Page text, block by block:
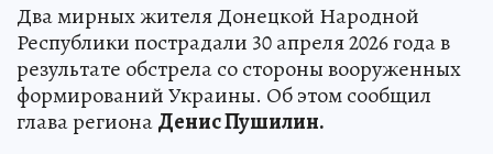
Два мирных жителя Донецкой Народной
Республики пострадали 30 апреля 2026 года в
результате обстрела со стороны вооруженных
формирований Украины. Об этом сообщил
глава регионаДенис Пушилин.